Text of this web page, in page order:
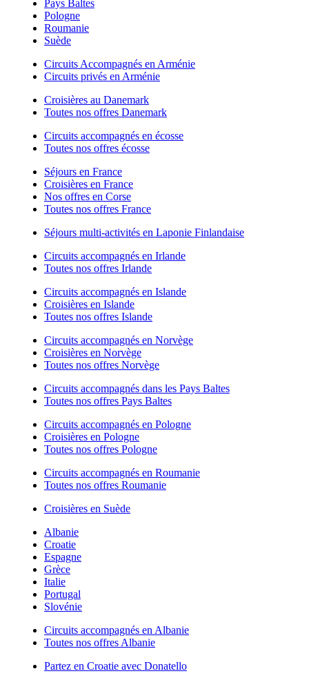
Pays Baltes
Pologne
Roumanie
Suède
Circuits Accompagnés en Arménie
Circuits privés en Arménie
Croisières au Danemark
Toutes nos offres Danemark
Circuits accompagnés en écosse
Toutes nos offres écosse
Séjours en France
Croisières en France
Nos offres en Corse
Toutes nos offres France
Séjours multi-activités en Laponie Finlandaise
Circuits accompagnés en Irlande
Toutes nos offres Irlande
Circuits accompagnés en Islande
Croisières en Islande
Toutes nos offres Islande
Circuits accompagnés en Norvège
Croisières en Norvège
Toutes nos offres Norvège
Circuits accompagnés dans les Pays Baltes
Toutes nos offres Pays Baltes
Circuits accompagnés en Pologne
Croisières en Pologne
Toutes nos offres Pologne
Circuits accompagnés en Roumanie
Toutes nos offres Roumanie
Croisières en Suède
Albanie
Croatie
Espagne
Grèce
Italie
Portugal
Slovénie
Circuits accompagnés en Albanie
Toutes nos offres Albanie
Partez en Croatie avec Donatello